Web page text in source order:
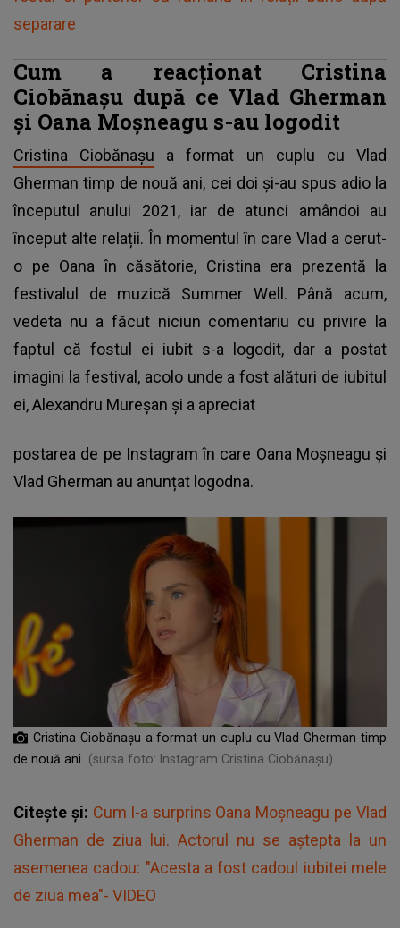
separare
Cum a reacționat Cristina
Ciobănașu după ce Vlad Gherman
și Oana Moșneagu s-au logodit
Cristina Ciobănașu a format un cuplu cu Vlad
Gherman timp de nouă ani, cei doi și-au spus adio la
începutul anului 2021, iar de atunci amândoi au
început alte relații. În momentul în care Vlad a cerut-
o pe Oana în căsătorie, Cristina era prezentă la
festivalul de muzică Summer Well. Până acum,
vedeta nu a făcut niciun comentariu cu privire la
faptul că fostul ei iubit s-a logodit, dar a postat
imagini la festival, acolo unde a fost alături de iubitul
ei, Alexandru Mureșan și a apreciat
postarea de pe Instagram în care Oana Moșneagu și
Vlad Gherman au anunțat logodna.
Cristina Ciobănașu a format un cuplu cu Vlad Gherman timp
de nouă ani
(sursa foto: Instagram Cristina Ciobănașu)
Citește și: Cum l-a surprins Oana Moșneagu pe Vlad
Gherman de ziua lui. Actorul nu se aștepta la un
asemenea cadou: "Acesta a fost cadoul iubitei mele
de ziua mea"- VIDEO